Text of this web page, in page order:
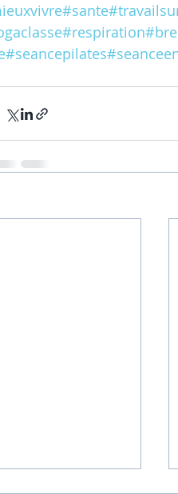
#sante
#respiration
#seancepilates